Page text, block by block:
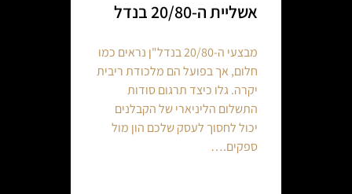
אשליית ה-20/80 בנדל
מבצעי ה-20/80 בנדל"ן נראים כמו
חלום, אך בפועל הם מלכודת ריבית
יקרה. גלו כיצד תרגום סודות
התשלום הליניארי של הקבלנים
יכול לחסוך לעסק שלכם הון מול
ספקים.…